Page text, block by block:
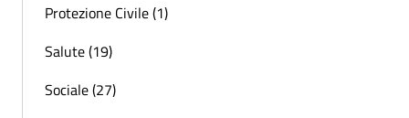
Protezione Civile (1)
Salute (19)
Sociale (27)